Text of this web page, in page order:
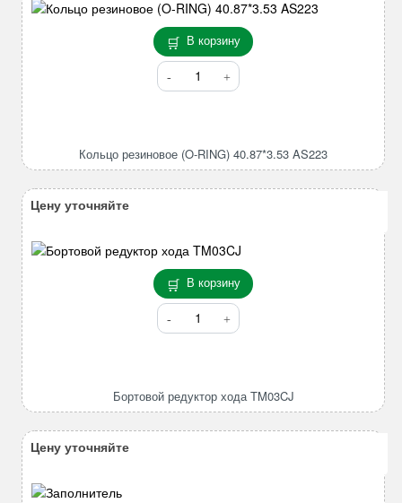
В корзину
Количество
товара
RING)
Кольцо резиновое (O-RING) 40.87*3.53 AS223
В корзину
Количество
товара
TM03CJ
Бортовой редуктор хода TM03CJ
Цену уточняйте
Цену уточняйте